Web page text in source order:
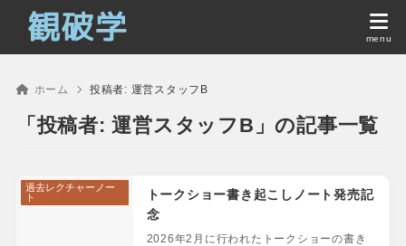
ホーム 投稿者: 運営スタッフB
「投稿者: 運営スタッフB」の記事一覧
トークショー書き起こしノート発売記
念
2026年2月に行われたトークショーの書き
過去レクチャーノー
ト